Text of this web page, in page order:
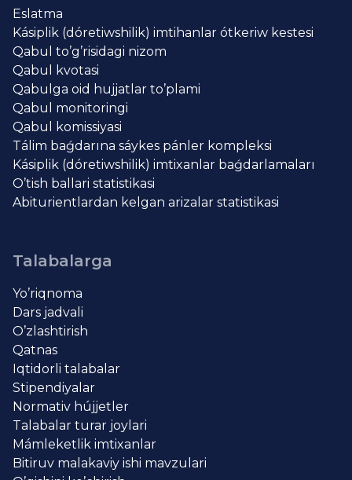
Eslatma
Kásiplik (dóretiwshilik) imtihanlar ótkeriw kestesi
Qabul to’g’risidagi nizom
Qabul kvotasi
Qabulga oid hujjatlar to’plami
Qabul monitoringi
Qabul komissiyasi
Tálim baǵdarına sáykes pánler kompleksi
Kásiplik (dóretiwshilik) imtixanlar baǵdarlamaları
O’tish ballari statistikasi
Abiturientlardan kelgan arizalar statistikasi
Talabalarga
Yo’riqnoma
Dars jadvali
O’zlashtirish
Qatnas
Iqtidorli talabalar
Stipendiyalar
Normativ hújjetler
Talabalar turar joylari
Mámleketlik imtixanlar
Bitiruv malakaviy ishi mavzulari